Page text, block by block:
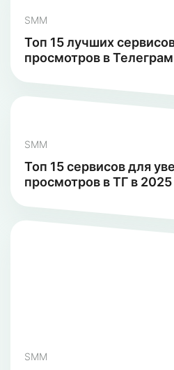
SMM
Топ 15 лучших
просмотров в
SMM
Топ 15 сервисов для
просмотров в ТГ в 2025
SMM